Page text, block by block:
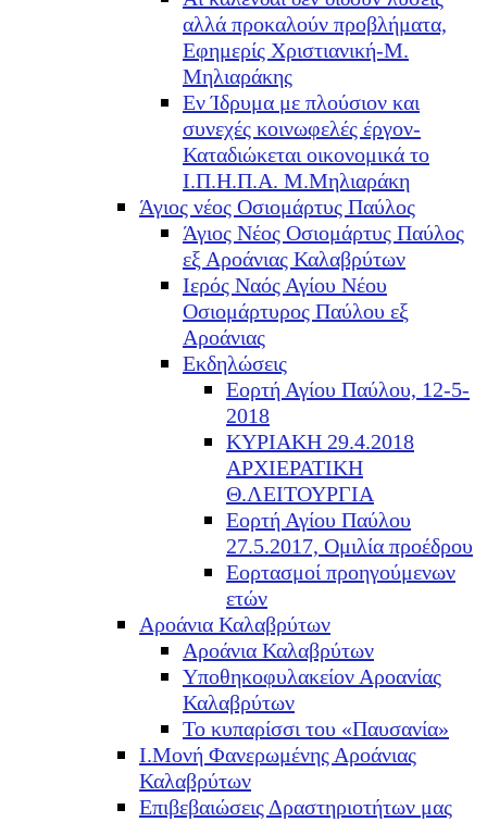
αλλά προκαλούν προβλήματα,
Εφημερίς Χριστιανική-Μ.
Μηλιαράκης
Εν Ίδρυμα με πλούσιον και
συνεχές κοινωφελές έργον-
Καταδιώκεται οικονομικά το
Ι.Π.Η.Π.Α. Μ.Μηλιαράκη
Άγιος νέος Οσιομάρτυς Παύλος
Άγιος Νέος Οσιομάρτυς Παύλος
εξ Αροάνιας Καλαβρύτων
Ιερός Ναός Αγίου Νέου
Οσιομάρτυρος Παύλου εξ
Αροάνιας
Εκδηλώσεις
Εορτή Αγίου Παύλου, 12-5-
2018
ΚΥΡΙΑΚΗ 29.4.2018
ΑΡΧΙΕΡΑΤΙΚΗ
Θ.ΛΕΙΤΟΥΡΓΙΑ
Εορτή Αγίου Παύλου
27.5.2017, Ομιλία προέδρου
Εορτασμοί προηγούμενων
ετών
Αροάνια Καλαβρύτων
Αροάνια Καλαβρύτων
Υποθηκοφυλακείον Αροανίας
Καλαβρύτων
Το κυπαρίσσι του «Παυσανία»
Ι.Μονή Φανερωμένης Αροάνιας
Καλαβρύτων
Επιβεβαιώσεις Δραστηριοτήτων μας